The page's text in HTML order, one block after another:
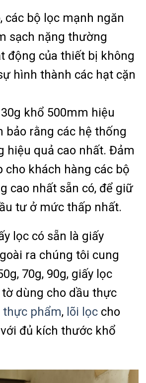
các bộ lọc mạnh ngăn
sạch nặng thường
động của thiết bị không
hình thành các hạt cặn
khổ 500mm hiệu
bảo rằng các hệ thống
hiệu quả cao nhất. Đảm
cho khách hàng các bộ
cao nhất sẵn có, để giữ
tư ở mức thấp nhất.
lọc có sẵn là giấy
ra chúng tôi cung
70g, 90g, giấy lọc
dùng cho dầu thực
phẩm, lõi lọc cho
đủ kích thước khổ